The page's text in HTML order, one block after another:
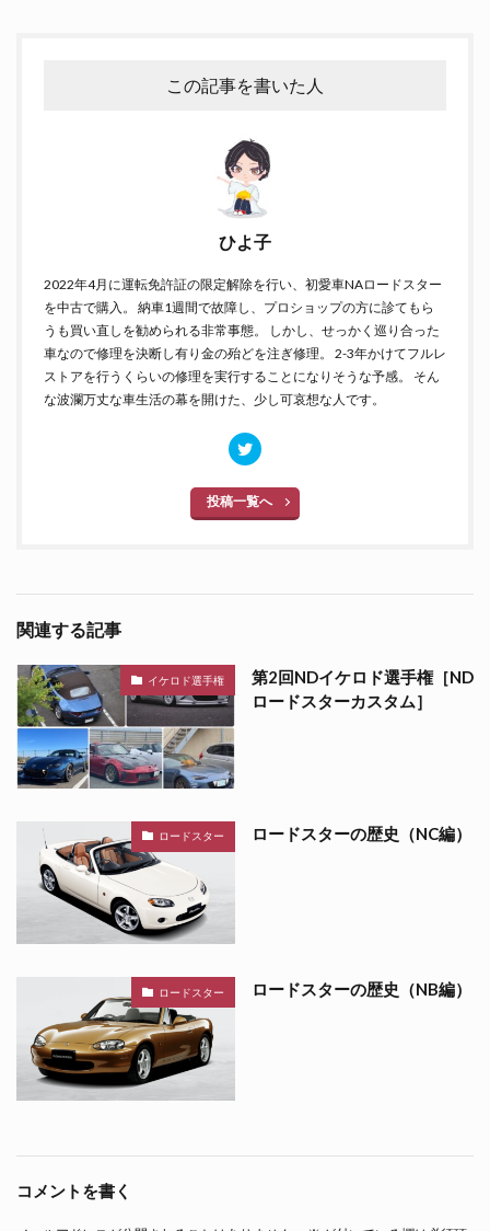
この記事を書いた人
ひよ子
2022年4月に運転免許証の限定解除を行い、初愛車NAロードスター
を中古で購入。 納車1週間で故障し、プロショップの方に診てもら
うも買い直しを勧められる非常事態。 しかし、せっかく巡り合った
車なので修理を決断し有り金の殆どを注ぎ修理。 2-3年かけてフルレ
ストアを行うくらいの修理を実行することになりそうな予感。 そん
な波瀾万丈な車生活の幕を開けた、少し可哀想な人です。
投稿一覧へ
関連する記事
イケロド選手権
第2回NDイケロド選手権［ND
ロードスターカスタム］
ロードスター ロードスターの歴史（NC編）
ロードスター ロードスターの歴史（NB編）
コメントを書く